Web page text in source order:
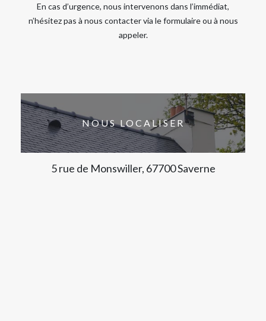
En cas d’urgence, nous intervenons dans l’immédiat,
n’hésitez pas à nous contacter via le formulaire ou à nous
appeler.
NOUS LOCALISER
5 rue de Monswiller, 67700 Saverne